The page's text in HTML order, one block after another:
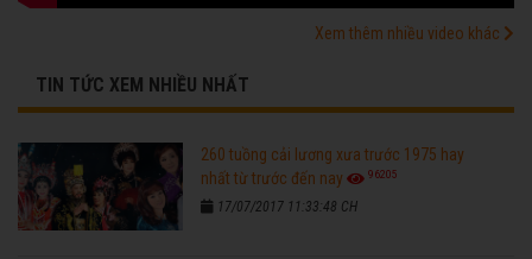
Xem thêm nhiều video khác
TIN TỨC XEM NHIỀU NHẤT
260 tuồng cải lương xưa trước 1975 hay
nhất từ trước đến nay
96205
17/07/2017 11:33:48 CH